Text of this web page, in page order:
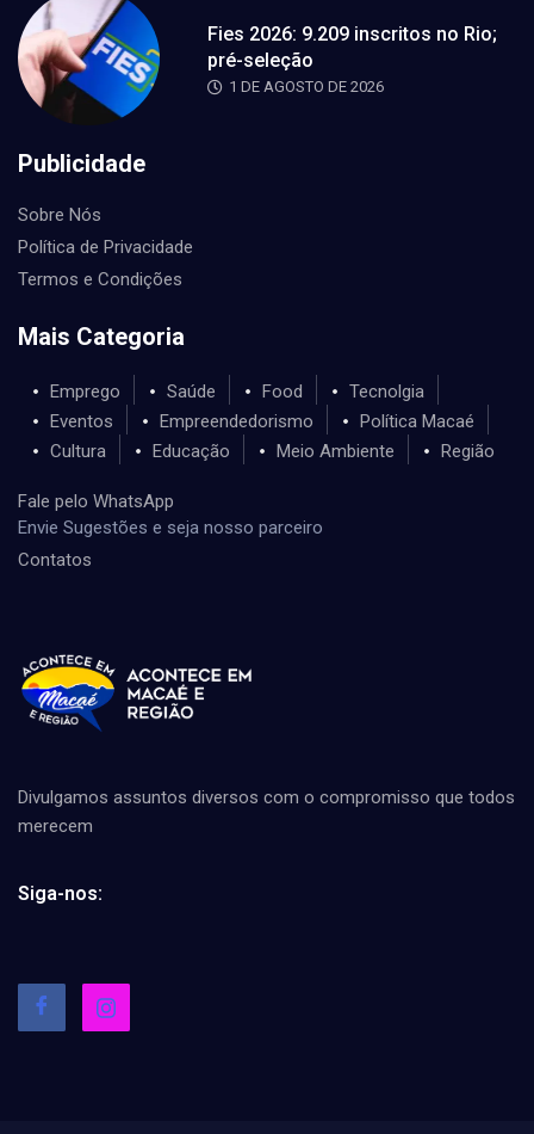
Fies 2026: 9.209 inscritos no Rio;
pré-seleção
1 DE AGOSTO DE 2026
Publicidade
Sobre Nós
Política de Privacidade
Termos e Condições
Mais Categoria
Emprego Saúde Food
Tecnolgia
Eventos
Empreendedorismo
Política Macaé
Cultura
Educação Meio Ambiente Região
Fale pelo WhatsApp
Envie Sugestões e seja nosso parceiro
Contatos
Divulgamos assuntos diversos com o compromisso que todos
merecem
Siga-nos: